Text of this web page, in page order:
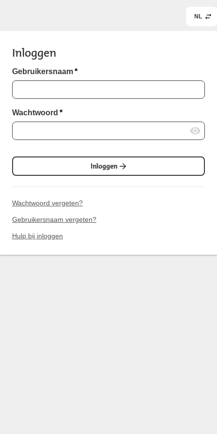
NL
Inloggen
Gebruikersnaam*
Wachtwoord *
Inloggen
Wachtwoord vergeten?
Gebruikersnaam vergeten?
Hulp bij inloggen